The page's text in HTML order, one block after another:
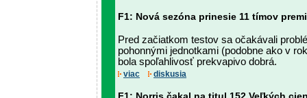
F1: Nová sezóna prinesie 11 tímov
Pred začiatkom testov sa očakávali
pohonnými jednotkami (podobne ako v
bola spoľahlivosť prekvapivo dobrá.
viac diskusia